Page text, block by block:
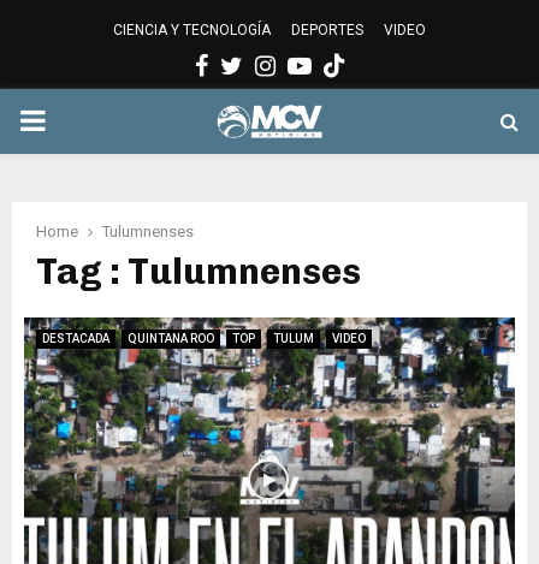
CIENCIA Y TECNOLOGÍA DEPORTES VIDEO
Facebook
Twitter
Instagram
Youtube
PRIMARY
Home Tulumnenses
Tag : Tulumnenses
DESTACADA QUINTANA ROO TOP TULUM VIDEO